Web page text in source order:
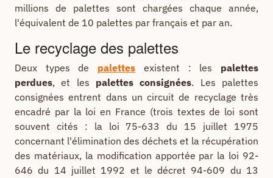
millions de palettes sont chargées chaque année,
l'équivalent de 10 palettes par français et par an.
Le recyclage des palettes
Deux types de palettes existent : les palettes
perdues, et les palettes consignées. Les palettes
consignées entrent dans un circuit de recyclage très
encadré par la loi en France (trois textes de loi sont
souvent cités : la loi 75-633 du 15 juillet 1975
concernant l'élimination des déchets et la récupération
des matériaux, la modification apportée par la loi 92-
646 du 14 juillet 1992 et le décret 94-609 du 13